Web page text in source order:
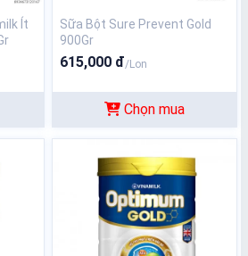
Ít
Sữa Bột Sure Prevent Gold
900Gr
615,000 đ/Lon
Chọn mua